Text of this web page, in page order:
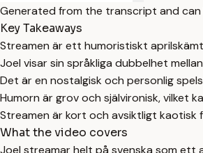
Generated from the transcript and
Key Takeaways
Streamen är ett humoristiskt
Joel visar sin språkliga dubbelhet
Det är en nostalgisk och personlig
Humorn är grov och självironisk, vilket
Streamen är kort och avsiktligt kaotisk
What the video covers
Joel streamar helt på svenska som